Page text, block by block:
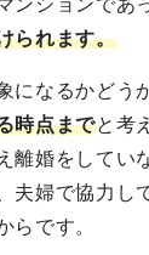
ンションであ
られます。
になるかどう
時点までと考
離婚をしてい
夫婦で協力し
らです。